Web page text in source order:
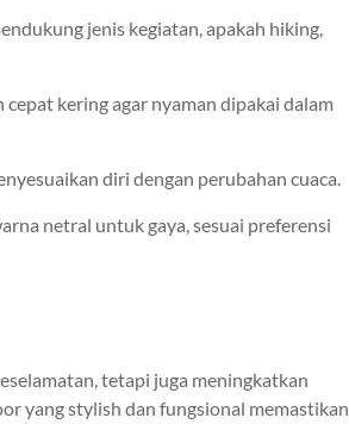
jenis kegiatan, apakah hiking,
kering agar nyaman dipakai dalam
diri dengan perubahan cuaca.
netral untuk gaya, sesuai preferensi
tetapi juga meningkatkan
yang stylish dan fungsional memastikan